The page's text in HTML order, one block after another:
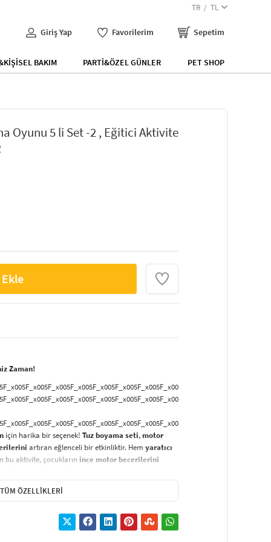
TR TL
Giriş Yap Favorilerim Sepetim
BAKIM PARTİ&ÖZEL GÜNLER PET SHOP
Oyunu 5 li Set -2 , Eğitici Aktivite
Zaman!
için harika bir seçenek! Tuz boyama seti,motor
artıran eğlenceli bir etkinliktir. Hem yaratıcı
bu aktivite, çocukların ince motor becerilerini
ÖZELLIKLERI